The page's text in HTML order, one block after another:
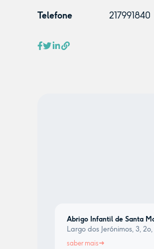
Telefone
217991840
Abrigo Infantil de Santa
Largo dos Jerónimos, 3,
saber mais